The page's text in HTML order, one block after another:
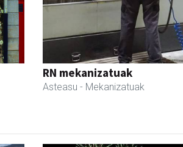
RN mekanizatuak
Asteasu - Mekanizatuak